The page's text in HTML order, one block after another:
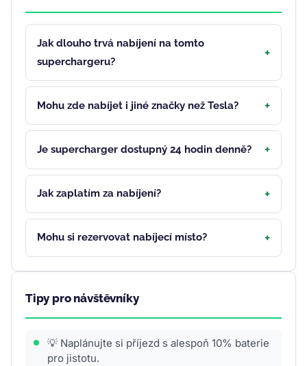
Jak dlouho trvá nabíjení na tomto
superchargeru?
Mohu zde nabíjet i jiné značky než Tesla?
Je supercharger dostupný 24 hodin denně?
Jak zaplatím za nabíjení?
Mohu si rezervovat nabíjecí místo?
Tipy pro návštěvníky
💡 Naplánujte si příjezd s alespoň 10% baterie
pro jistotu.